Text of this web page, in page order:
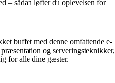
– sådan løfter du oplevelsen for
buffet med denne omfattende e-
og serveringsteknikker,
for alle dine gæster.